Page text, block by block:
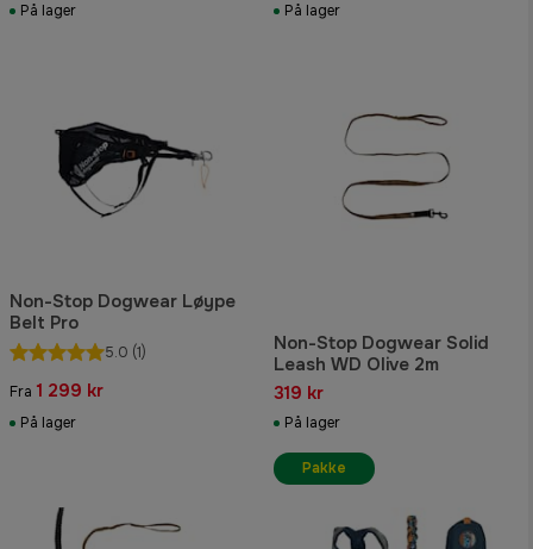
På lager På lager
Non-Stop Dogwear Løype
Belt Pro
5.0 (1)
Fra 1 299 kr
På lager
Non-Stop Dogwear Solid
Leash WD Olive 2m
319 kr
På lager
Pakke